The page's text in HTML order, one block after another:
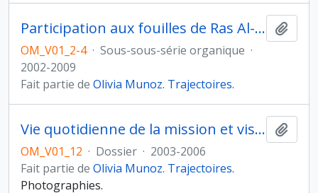
Participation aux fouilles de Ras Al-Jinz 1 (RJ-1), 2002-2004
OM_V01_2-4 · Sous-sous-série organique ·
2002-2009
Fait partie de Olivia Munoz. Trajectoires.
Vie quotidienne de la mission et visites
OM_V01_12 · Dossier · 2003-2006
Fait partie de Olivia Munoz. Trajectoires.
Photographies.